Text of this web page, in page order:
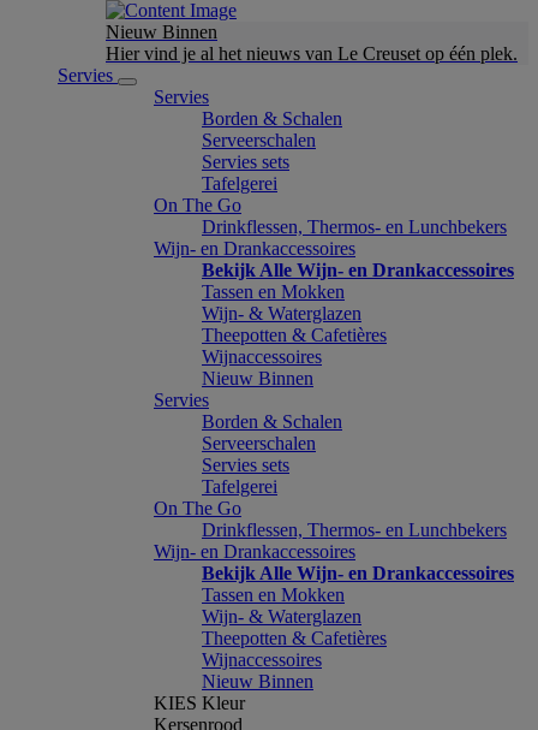
Nieuw Binnen
Hier vind je al het nieuws van Le Creuset op één plek.
Servies
Servies
Borden & Schalen
Serveerschalen
Servies sets
Tafelgerei
On The Go
Drinkflessen, Thermos- en Lunchbekers
Wijn- en Drankaccessoires
Bekijk Alle Wijn- en Drankaccessoires
Tassen en Mokken
Wijn- & Waterglazen
Theepotten & Cafetières
Wijnaccessoires
Nieuw Binnen
Servies
Borden & Schalen
Serveerschalen
Servies sets
Tafelgerei
On The Go
Drinkflessen, Thermos- en Lunchbekers
Wijn- en Drankaccessoires
Bekijk Alle Wijn- en Drankaccessoires
Tassen en Mokken
Wijn- & Waterglazen
Theepotten & Cafetières
Wijnaccessoires
Nieuw Binnen
KIES Kleur
Kersenrood